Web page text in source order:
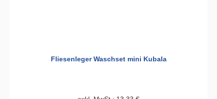
Fliesenleger Waschset mini Kubala